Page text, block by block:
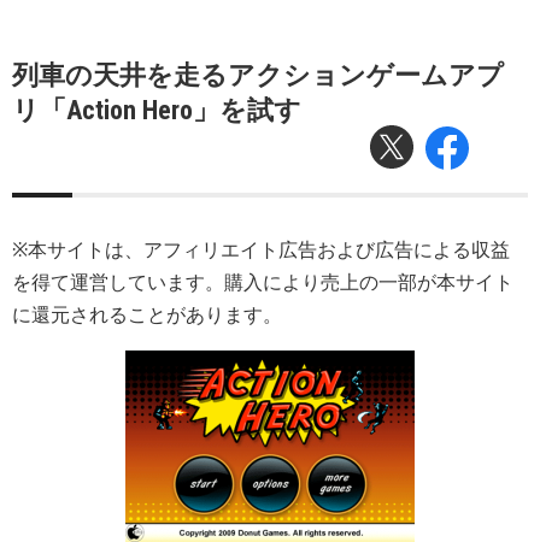
列車の天井を走るアクションゲームアプ
リ「Action Hero」を試す
※本サイトは、アフィリエイト広告および広告による収益
を得て運営しています。購入により売上の一部が本サイト
に還元されることがあります。